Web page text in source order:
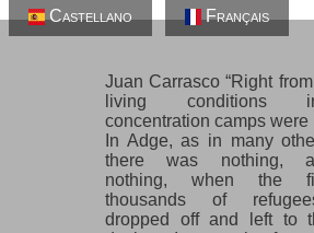
Castellano Français
Juan Carrasco “Right
living conditions
concentration camps were
In Adge, as in many
there was nothing,
nothing, when the
thousands of
dropped off and left to